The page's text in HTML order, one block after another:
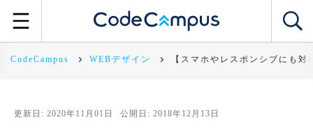
CodeCampus WEBデザイン 【スマホやレスポンシブにも
更新日: 2020年11月01日 公開日: 2018年12月13日